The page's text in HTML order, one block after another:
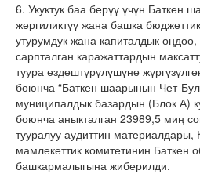
6. Укуктук баа берүү үчүн Баткен
жергиликтүү жана башка
утурумдук жана капиталдык
сарпталган каражаттардын
туура өздөштүрүлүшүнө
боюнча “Баткен шаарынын Чет-
муниципалдык базардын (Блок А)
боюнча аныкталган 23989,5 миң
тууралуу аудиттин материалдары,
мамлекеттик комитетинин Баткен
башкармалыгына жиберилди.